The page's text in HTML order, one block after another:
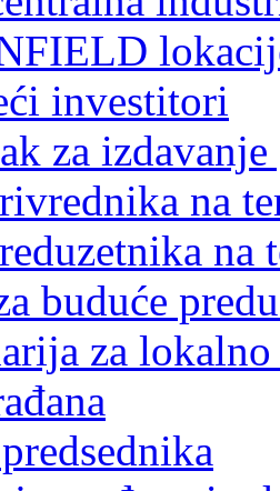
investitori
za
na
buduće
za